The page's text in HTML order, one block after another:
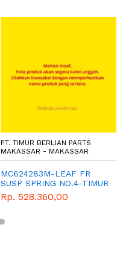
PT. TIMUR BERLIAN PARTS
MAKASSAR - MAKASSAR
MC624283M-LEAF FR
SUSP SPRING NO.4-TIMUR
BERLIAN PARTS-GENUINE
Rp. 528.360,00